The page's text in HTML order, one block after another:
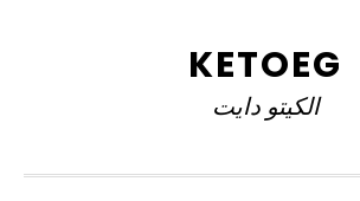
KETOEG
الكيتو دايت